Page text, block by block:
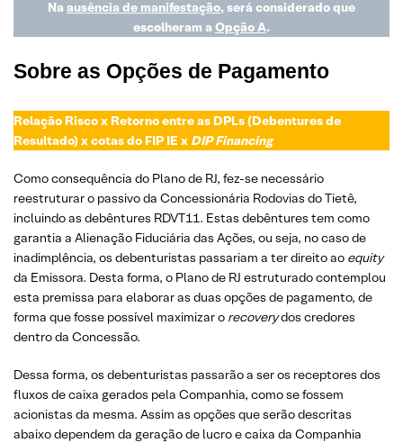
Na ausência de manifestação, será considerado que
escolheram a Opção A.
Sobre as Opções de Pagamento
Relação Risco x Retorno entre as DPLs (Debentures de
Resultado) x cotas do FIP IE x DIP Financing
Como consequência do Plano de RJ, fez-se necessário
reestruturar o passivo da Concessionária Rodovias do Tietê,
incluindo as debêntures RDVT11. Estas debêntures tem como
garantia a Alienação Fiduciária das Ações, ou seja, no caso de
inadimplência, os debenturistas passariam a ter direito ao equity
da Emissora. Desta forma, o Plano de RJ estruturado contemplou
esta premissa para elaborar as duas opções de pagamento, de
forma que fosse possível maximizar o recoverydos credores
dentro da Concessão.
Dessa forma, os debenturistas passarão a ser os receptores dos
fluxos de caixa gerados pela Companhia, como se fossem
acionistas da mesma. Assim as opções que serão descritas
abaixo dependem da geração de lucro e caixa da Companhia